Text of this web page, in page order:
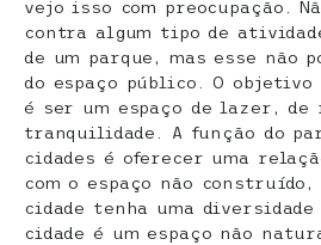
vejo isso com preocupação.
contra algum tipo de
de um parque, mas esse não
do espaço público. O objetivo
é ser um espaço de lazer, de
tranquilidade. A função do
cidades é oferecer uma
com o espaço não construído,
cidade tenha uma
cidade é um espaço não